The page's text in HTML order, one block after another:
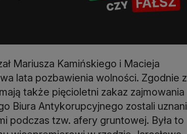
Mariusza Kamińskiego i Macieja
lata pozbawienia wolności. Zgodnie z
także pięcioletni zakaz zajmowania
Biura Antykorupcyjnego zostali uznani
podczas tzw. afery gruntowej. Była to